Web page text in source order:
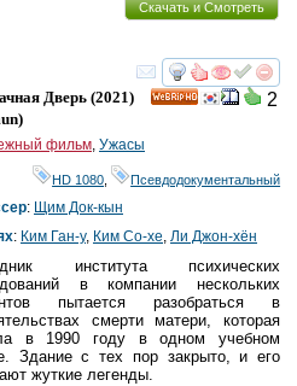
Скачать и Смотреть
смотреть
2
Дверь (2021)
)
фильм, Ужасы
HD 1080 Псевдодокументальный
: Щим Док-кын
: Ким Ган-у, Ким Со-хе, Ли Джон-хён
института психических
в компании нескольких
пытается разобраться в
смерти матери, которая
в 1990 году в одном учебном
Здание с тех пор закрыто, и его
жуткие легенды.